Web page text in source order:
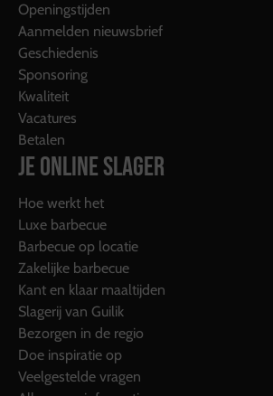
Openingstijden
Aanmelden nieuwsbrief
Geschiedenis
Sponsoring
Kwaliteit
Vacatures
Betalen
JE ONLINE SLAGER
Hoe werkt het
Luxe barbecue
Barbecue op locatie
Zakelijke barbecue
Kant en klaar maaltijden
Slagerij van Guilik
Bezorgen in de regio
Doe inspiratie op
Veelgestelde vragen